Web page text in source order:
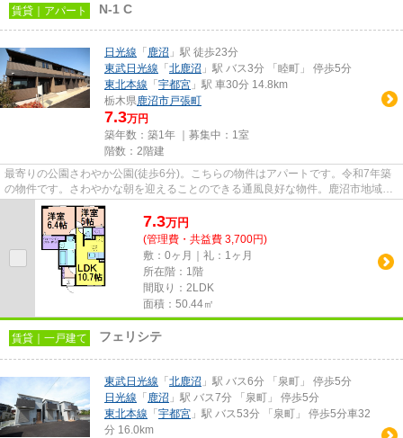
賃貸｜アパート N-1 C
日光線 「 鹿沼 」駅 徒歩23分
東武日光線 「 北鹿沼 」駅 バス3分 「睦町」 停歩5分
東北本線 「 宇都宮 」駅 車30分 14.8km
栃木県鹿沼市戸張町
7.3万円
築年数：築1年 ｜募集中： 1室
階数：2階建
最寄りの公園さわやか公園(徒歩6分)。こちらの物件はアパートです。令和7年築
の物件です。さわやかな朝を迎えることのできる通風良好な物件。鹿沼市地域で
の不動産のことなら、当社へ...
7.3万円
(管理費・共益費 3,700円)
敷：0ヶ月｜礼：1ヶ月
所在階：1階
間取り：2LDK
面積：50.44㎡
賃貸｜一戸建て フェリシテ
東武日光線 「 北鹿沼 」駅 バス6分 「泉町」 停歩5分
日光線 「 鹿沼 」駅 バス7分 「泉町」 停歩5分
東北本線 「 宇都宮 」駅 バス53分 「泉町」 停歩5分車32
分 16.0km